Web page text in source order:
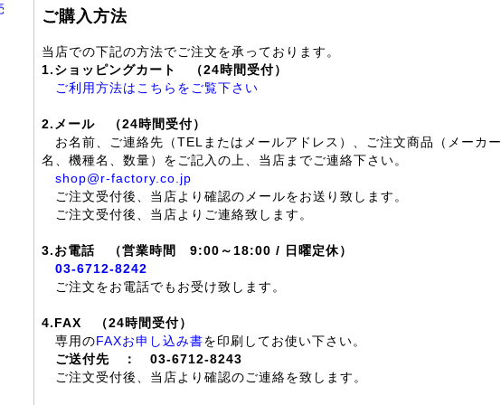
ご購入方法
当店での下記の方法でご注文を承っております。
1.ショッピングカート （24時間受付）
ご利用方法はこちらをご覧下さい
2.メール （24時間受付）
お名前、ご連絡先（TELまたはメールアドレス）、ご注文商品（メーカー
名、機種名、数量）をご記入の上、当店までご連絡下さい。
shop@r-factory.co.jp
ご注文受付後、当店より確認のメールをお送り致します。
ご注文受付後、当店よりご連絡致します。
3.お電話 （営業時間 9:00～18:00 / 日曜定休）
03-6712-8242
ご注文をお電話でもお受け致します。
4.FAX （24時間受付）
専用の FAXお申し込み書を印刷してお使い下さい。
ご送付先 ： 03-6712-8243
ご注文受付後、当店より確認のご連絡を致します。